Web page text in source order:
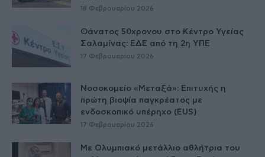
18 Φεβρουαρίου 2026
Θάνατος 50χρονου στο Κέντρο Υγείας
Σαλαμίνας: ΕΔΕ από τη 2η ΥΠΕ
17 Φεβρουαρίου 2026
Νοσοκομείο «Μεταξά»: Επιτυχής η
πρώτη βιοψία παγκρέατος με
ενδοσκοπικό υπέρηχο (EUS)
17 Φεβρουαρίου 2026
Με Ολυμπιακό μετάλλιο αθλήτρια του